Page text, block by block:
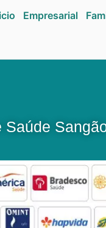
Empresarial
Saúde